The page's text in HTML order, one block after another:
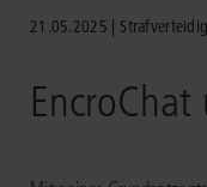
21.05.2025